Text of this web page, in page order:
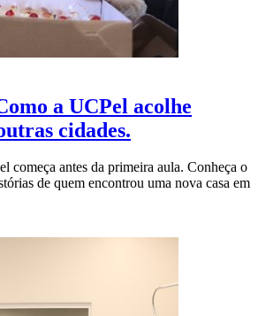
a UCPel acolhe
cidades.
começa antes da primeira aula. Conheça o
de quem encontrou uma nova casa em